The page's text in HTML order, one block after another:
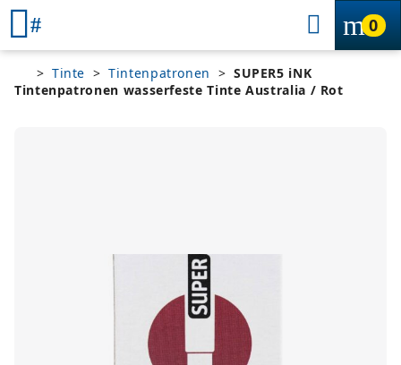
0
> Tinte > Tintenpatronen > SUPER5 iNK
Tintenpatronen wasserfeste Tinte Australia / Rot